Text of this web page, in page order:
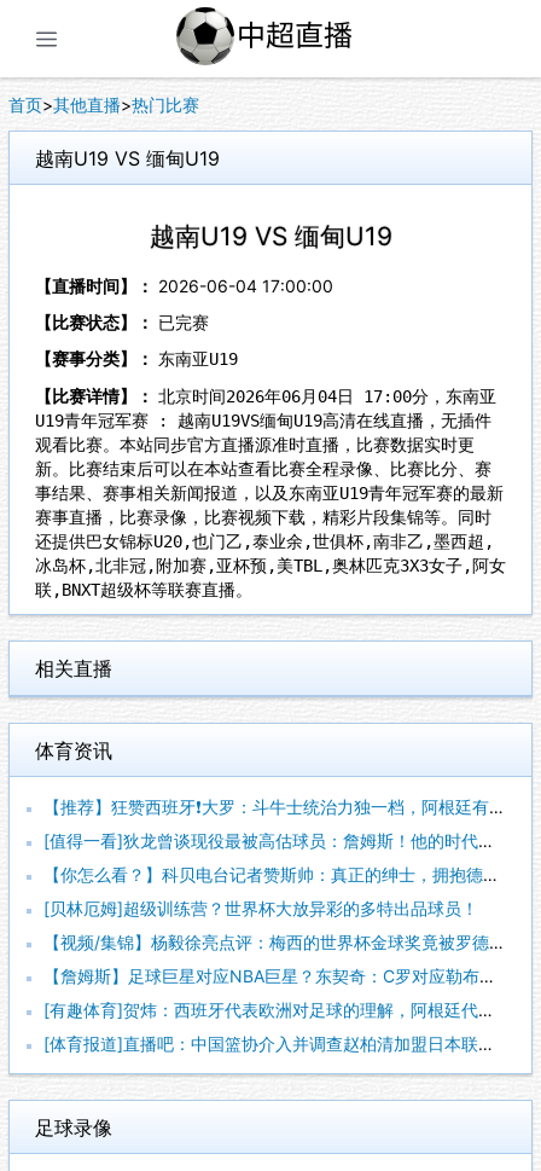
首页>其他直播>热门比赛
越南U19 VS 缅甸U19
越南U19 VS 缅甸U19
【直播时间】： 2026-06-04 17:00:00
【比赛状态】：
已完赛
【赛事分类】： 东南亚U19
【比赛详情】： 北京时间2026年06月04日 17:00分，东南亚
U19青年冠军赛 : 越南U19VS缅甸U19高清在线直播，无插件
观看比赛。本站同步官方直播源准时直播，比赛数据实时更
新。比赛结束后可以在本站查看比赛全程录像、比赛比分、赛
事结果、赛事相关新闻报道，以及东南亚U19青年冠军赛的最新
赛事直播，比赛录像，比赛视频下载，精彩片段集锦等。同时
还提供巴女锦标U20,也门乙,泰业余,世俱杯,南非乙,墨西超,
冰岛杯,北非冠,附加赛,亚杯预,美TBL,奥林匹克3X3女子,阿女
联,BNXT超级杯等联赛直播。
相关直播
体育资讯
【推荐】狂赞西班牙❗大罗：斗牛士统治力独一档，阿根廷有梅西也
[值得一看]狄龙曾谈现役最被高估球员：詹姆斯！他的时代结束了
【你怎么看？】科贝电台记者赞斯帅：真正的绅士，拥抱德拉富恩特
[贝林厄姆]超级训练营？世界杯大放异彩的多特出品球员！
【视频/集锦】杨毅徐亮点评：梅西的世界杯金球奖竟被罗德里“抢
【詹姆斯】足球巨星对应NBA巨星？东契奇：C罗对应勒布朗，梅
[有趣体育]贺炜：西班牙代表欧洲对足球的理解，阿根廷代表南美
[体育报道]直播吧：中国篮协介入并调查赵柏清加盟日本联赛一事
足球录像